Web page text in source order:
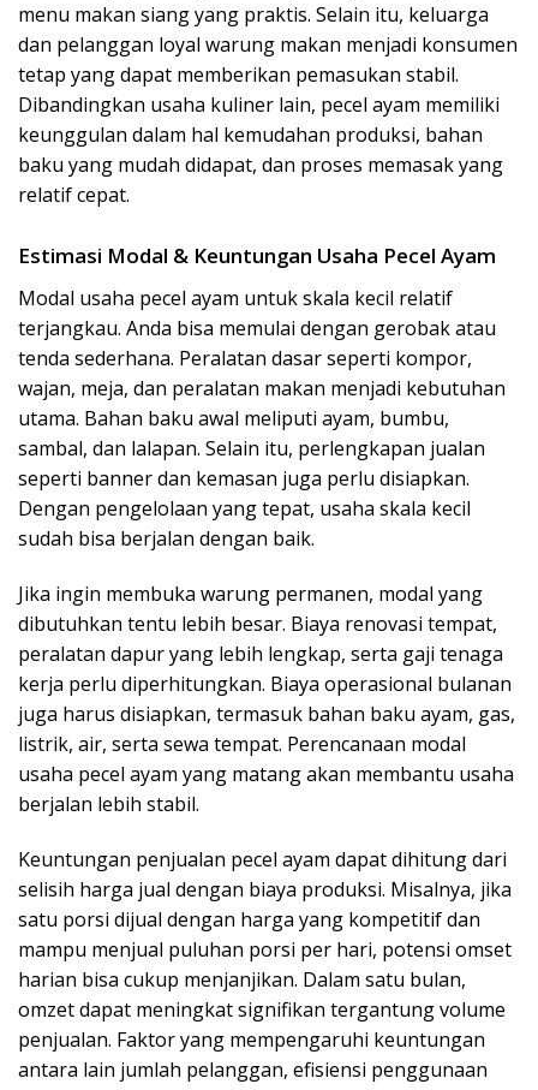
menu makan siang yang praktis. Selain itu, keluarga
dan pelanggan loyal warung makan menjadi konsumen
tetap yang dapat memberikan pemasukan stabil.
Dibandingkan usaha kuliner lain, pecel ayam memiliki
keunggulan dalam hal kemudahan produksi, bahan
baku yang mudah didapat, dan proses memasak yang
relatif cepat.
Estimasi Modal & Keuntungan Usaha Pecel Ayam
Modal usaha pecel ayam untuk skala kecil relatif
terjangkau. Anda bisa memulai dengan gerobak atau
tenda sederhana. Peralatan dasar seperti kompor,
wajan, meja, dan peralatan makan menjadi kebutuhan
utama. Bahan baku awal meliputi ayam, bumbu,
sambal, dan lalapan. Selain itu, perlengkapan jualan
seperti banner dan kemasan juga perlu disiapkan.
Dengan pengelolaan yang tepat, usaha skala kecil
sudah bisa berjalan dengan baik.
Jika ingin membuka warung permanen, modal yang
dibutuhkan tentu lebih besar. Biaya renovasi tempat,
peralatan dapur yang lebih lengkap, serta gaji tenaga
kerja perlu diperhitungkan. Biaya operasional bulanan
juga harus disiapkan, termasuk bahan baku ayam, gas,
listrik, air, serta sewa tempat. Perencanaan modal
usaha pecel ayam yang matang akan membantu usaha
berjalan lebih stabil.
Keuntungan penjualan pecel ayam dapat dihitung dari
selisih harga jual dengan biaya produksi. Misalnya, jika
satu porsi dijual dengan harga yang kompetitif dan
mampu menjual puluhan porsi per hari, potensi omset
harian bisa cukup menjanjikan. Dalam satu bulan,
omzet dapat meningkat signifikan tergantung volume
penjualan. Faktor yang mempengaruhi keuntungan
antara lain jumlah pelanggan, efisiensi penggunaan